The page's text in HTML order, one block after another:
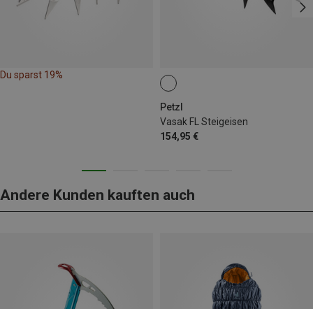
Du sparst 19%
Petzl
Vasak FL Steigeisen
154,95 €
Andere Kunden kauften auch